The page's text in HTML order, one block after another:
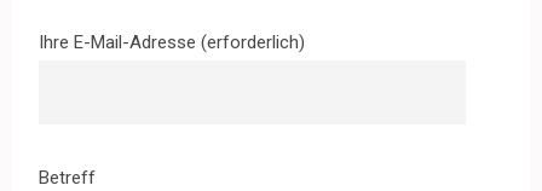
Ihre E-Mail-Adresse (erforderlich)
Betreff